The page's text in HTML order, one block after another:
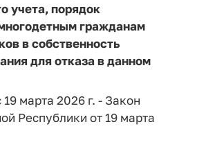
учета, порядок
гражданам
в собственность
для отказа в данном
19 марта 2026 г. - Закон
Республики от 19 марта